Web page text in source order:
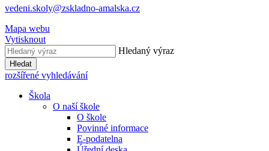
vedeni.skoly@zskladno-amalska.cz
Mapa webu
Vytisknout
Hledaný výraz
Hledat
rozšířené vyhledávání
Škola
O naší škole
O škole
Povinné informace
E-podatelna